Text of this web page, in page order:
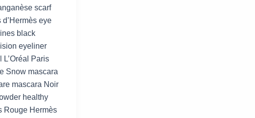
scarf
eye
black
eyeliner
Paris
Snow mascara
mascara Noir
healthy
Rouge Hermès